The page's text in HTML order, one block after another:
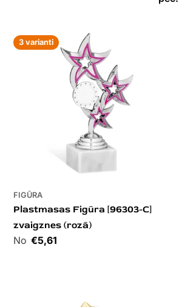
3 varianti
FIGŪRA
Plastmasas Figūra [96303-C]
zvaigznes (rozā)
Cena€5,61